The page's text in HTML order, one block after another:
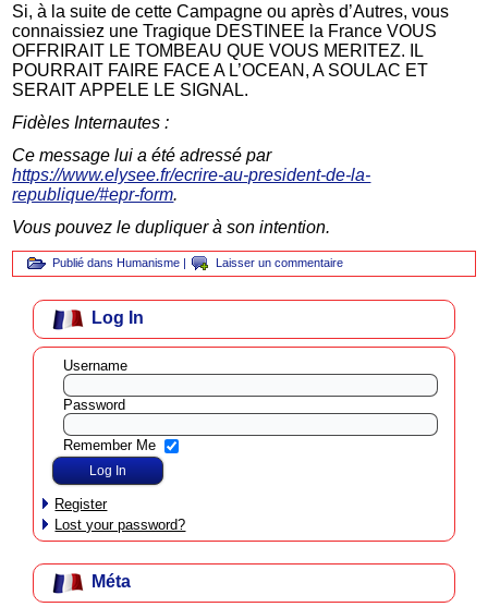
Si, à la suite de cette Campagne ou après d’Autres, vous
connaissiez une Tragique DESTINEE la France VOUS
OFFRIRAIT LE TOMBEAU QUE VOUS MERITEZ. IL
POURRAIT FAIRE FACE A L’OCEAN, A SOULAC ET
SERAIT APPELE LE SIGNAL.
Fidèles Internautes :
Ce message lui a été adressé par
https://www.elysee.fr/ecrire-au-president-de-la-
republique/#epr-form.
Vous pouvez le dupliquer à son intention.
Publié dans Humanisme | Laisser un commentaire
Log In
Username
Password
Remember Me
Register
Lost your password?
Méta